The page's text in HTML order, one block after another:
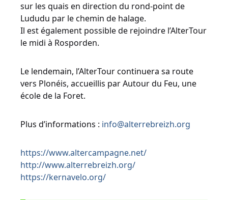
sur les quais en direction du rond-point de
Lududu par le chemin de halage.
Il est également possible de rejoindre l’AlterTour
le midi à Rosporden.
Le lendemain, l’AlterTour continuera sa route
vers Plonéis, accueillis par Autour du Feu, une
école de la Foret.
Plus d’informations : info@alterrebreizh.org
https://www.altercampagne.net/
http://www.alterrebreizh.org/
https://kernavelo.org/